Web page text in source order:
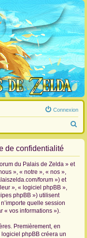
Connexion
e
de confidentialité
du Palais de Zelda » et
», « notre », « nos »,
forum ») et
», « logiciel phpBB »,
phpBB ») utilisent
quelle session
« vos informations »).
Premièrement, en
phpBB créera un